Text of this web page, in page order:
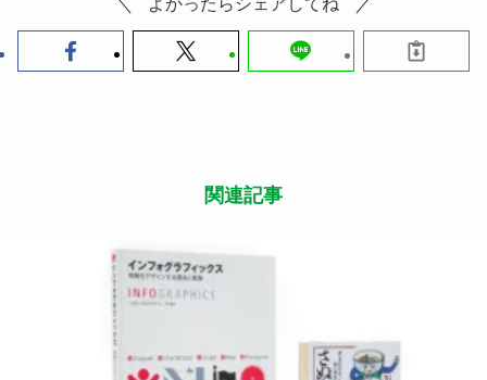
関連記事